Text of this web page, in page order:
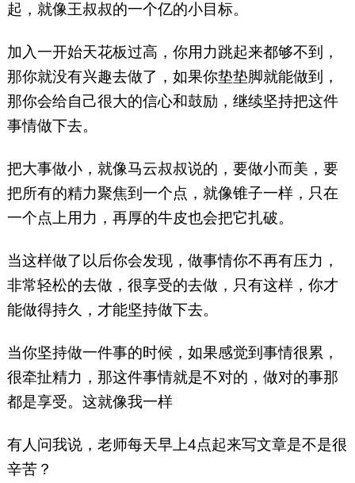
起，就像王叔叔的一个亿的小目标。
加入一开始天花板过高，你用力跳起来都够不到，
那你就没有兴趣去做了，如果你垫垫脚就能做到，
那你会给自己很大的信心和鼓励，继续坚持把这件
事情做下去。
把大事做小，就像马云叔叔说的，要做小而美，要
把所有的精力聚焦到一个点，就像锥子一样，只在
一个点上用力，再厚的牛皮也会把它扎破。
当这样做了以后你会发现，做事情你不再有压力，
非常轻松的去做，很享受的去做，只有这样，你才
能做得持久，才能坚持做下去。
当你坚持做一件事的时候，如果感觉到事情很累，
很牵扯精力，那这件事情就是不对的，做对的事那
都是享受。这就像我一样
有人问我说，老师每天早上4点起来写文章是不是很
辛苦？